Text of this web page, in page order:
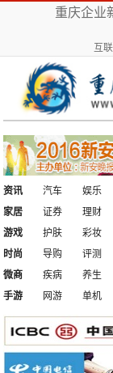
重庆企业
互
资讯 汽车 娱乐
家居
证券 理财
游戏
护肤
彩妆
时尚
导购 评测
微商
疾病
养生
手游
网游 单机